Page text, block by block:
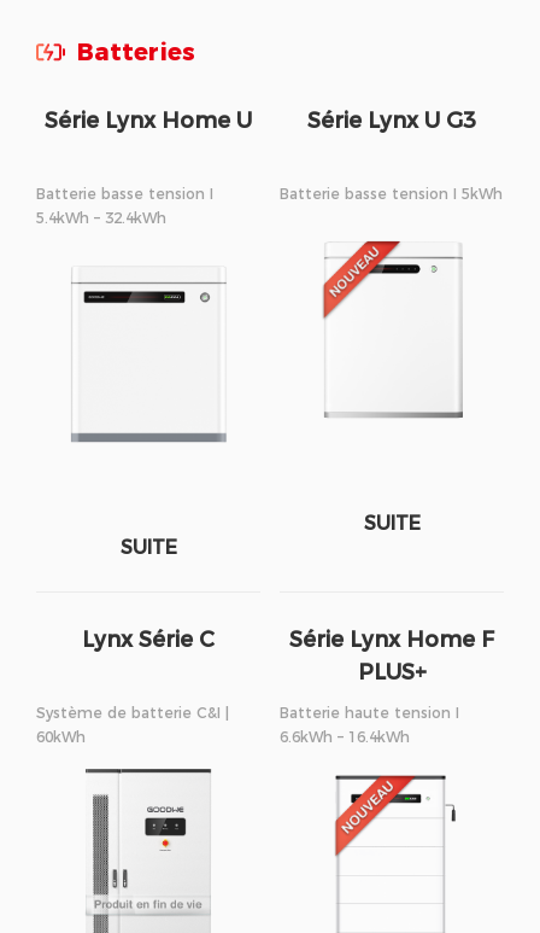
Batteries
Série Lynx Home U
Batterie basse tension I
5.4kWh – 32.4kWh
SUITE
Série Lynx U G3
Batterie basse tension I 5kWh
SUITE
Lynx Série C
Système de batterie C&I |
60kWh
Série Lynx Home F
PLUS+
Batterie haute tension I
6.6kWh – 16.4kWh